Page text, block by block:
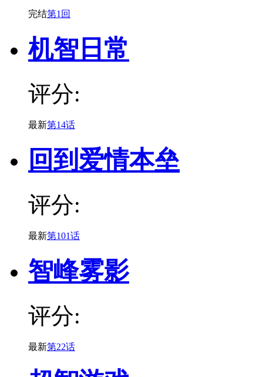
完结第1回
机智日常
评分:
最新第14话
回到爱情本垒
评分:
最新第101话
智峰雾影
评分:
最新第22话